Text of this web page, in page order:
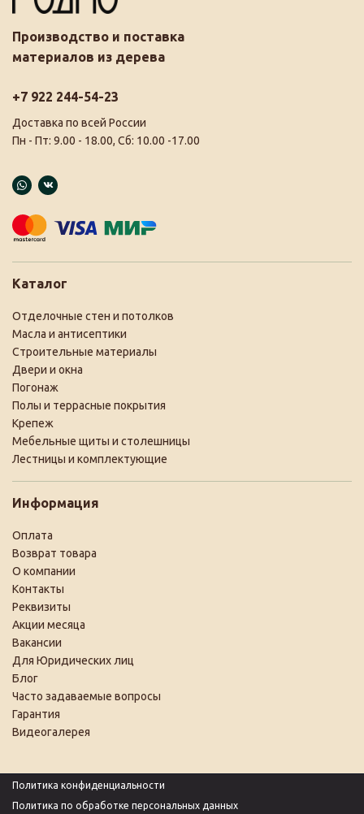
Производство и поставка
материалов из дерева
+7 922 244-54-23
Доставка по всей России
Пн - Пт: 9.00 - 18.00, Сб: 10.00 -17.00
Каталог
Отделочные стен и потолков
Масла и антисептики
Строительные материалы
Двери и окна
Погонаж
Полы и террасные покрытия
Крепеж
Мебельные щиты и столешницы
Лестницы и комплектующие
Информация
Оплата
Возврат товара
О компании
Контакты
Реквизиты
Акции месяца
Вакансии
Для Юридических лиц
Блог
Часто задаваемые вопросы
Гарантия
Видеогалерея
Политика конфиденциальности
Политика по обработке персональных данных